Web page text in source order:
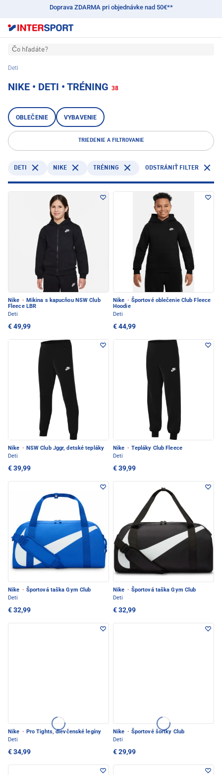
Doprava ZDARMA pri objednávke nad 50€**
Čo hľadáte?
Deti
NIKE • DETI • TRÉNING 38
OBLEČENIE VYBAVENIE
TRIEDENIE A FILTROVANIE
DETI NIKE TRÉNING ODSTRÁNIŤ FILTER
Nike · Mikina s kapucňou NSW Club
Fleece LBR
Deti
€ 49,99
Nike · Športové oblečenie Club Fleece
Hoodie
Deti
€ 44,99
Nike · NSW Club Jggr, detské tepláky
Deti
€ 39,99
Nike · Tepláky Club Fleece
Deti
€ 39,99
Nike · Športová taška Gym Club
Deti
€ 32,99
Nike · Športová taška Gym Club
Deti
€ 32,99
Nike · Pro Tights, dievčenské legíny
Deti
€ 34,99
Nike · Športové šortky Club
Deti
€ 29,99